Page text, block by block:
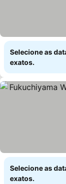
Selecione as
exatos.
Selecione as
exatos.